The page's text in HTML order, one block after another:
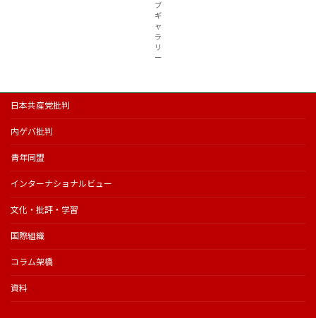
ブ
ギ
ャ
ラ
リ
ー
日本共産党批判
内ゲバ批判
青年同盟
インターナショナルビュー
文化・批評・学習
国際組織
コラム架橋
資料